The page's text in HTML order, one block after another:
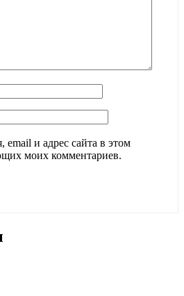
email и адрес сайта в этом
моих комментариев.